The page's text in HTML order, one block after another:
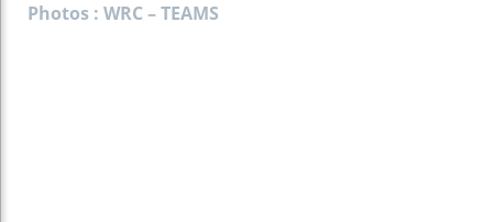
Photos : WRC – TEAMS